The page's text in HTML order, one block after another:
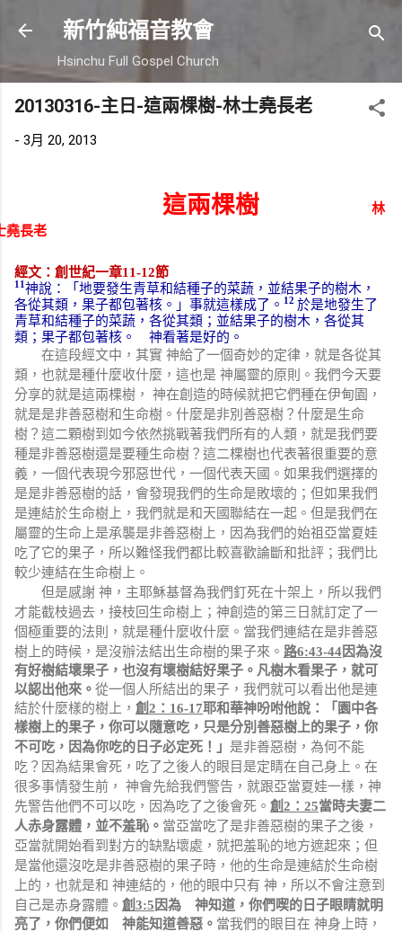
跳到主要內容
新竹純福音教會
Hsinchu Full Gospel Church
20130316-主日-這兩棵樹-林士堯長老
- 3月 20, 2013
兩棵樹
林
堯長老
經文：創世紀一章11-12節
11神說：「地要發生青草和結種子的菜蔬，並結果子的樹木，
各從其類，果子都包著核。」事就這樣成了。 12 於是地發生了
青草和結種子的菜蔬，各從其類；並結果子的樹木，各從其
類；果子都包著核。 神看著是好的。
在這段經文中，其實 神給了一個奇妙的定律，就是各從其
類，也就是種什麼收什麼，這也是 神屬靈的原則。我們今天要
分享的就是這兩棵樹， 神在創造的時候就把它們種在伊甸園，
就是是非善惡樹和生命樹。什麼是非別善惡樹？什麼是生命
樹？這二顆樹到如今依然挑戰著我們所有的人類，就是我們要
種是非善惡樹還是要種生命樹？這二棵樹也代表著很重要的意
義，一個代表現今邪惡世代，一個代表天國。如果我們選擇的
是是非善惡樹的話，會發現我們的生命是敗壞的；但如果我們
是連結於生命樹上，我們就是和天國聯結在一起。但是我們在
屬靈的生命上是承襲是非善惡樹上，因為我們的始祖亞當夏娃
吃了它的果子，所以難怪我們都比較喜歡論斷和批評；我們比
較少連結在生命樹上。
但是感謝 神，主耶穌基督為我們釘死在十架上，所以我們
才能截枝過去，接枝回生命樹上；神創造的第三日就訂定了一
個極重要的法則，就是種什麼收什麼。當我們連結在是非善惡
樹上的時候，是沒辦法結出生命樹的果子來。 路6:43-44因為沒
有好樹結壞果子，也沒有壞樹結好果子。凡樹木看果子，就可
以認出他來。 從一個人所結出的果子，我們就可以看出他是連
結於什麼樣的樹上， 創2 ： 16-17耶和華神吩咐他說：「園中各
樣樹上的果子，你可以隨意吃，只是分別善惡樹上的果子，你
不可吃，因為你吃的日子必定死！」 是非善惡樹， 為何不能
吃 ？因為結果會死，吃了之後人的眼目是定睛在自己身上。 在
很多事情發生前， 神會先給我們警告，就跟亞當夏娃一樣，神
先警告他們不可以吃，因為吃了之後會死。 創2 ： 25當時夫妻二
人赤身露體，並不羞恥。 當亞當吃了是非善惡樹的果子之後，
亞當就開始看到對方的缺點壞處，就把羞恥的地方遮起來；但
是當他還沒吃是非善惡樹的果子時，他的生命是連結於生命樹
上的，也就是和 神連結的，他的眼中只有 神，所以不會注意到
自己是赤身露體。 創3:5 因為 神知道，你們喫的日子眼睛就明
亮了，你們便如 神能知道善惡。 當我們的眼目在 神身上時，